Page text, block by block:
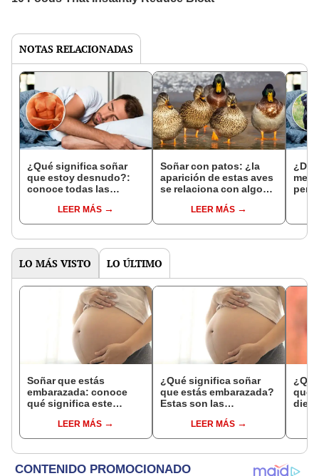
NOTAS RELACIONADAS
¿Qué significa soñar
que estoy desnudo?:
conoce todas las
LEER MÁS
Soñar con patos: ¿la
aparición de estas aves
se relaciona con algo
LEER MÁS
me
LO MÁS VISTO LO ÚLTIMO
Soñar que estás
embarazada: conoce
qué significa este
LEER MÁS
¿Qué significa soñar
que estás embarazada?
Estas son las
comunesLEER MÁS
que